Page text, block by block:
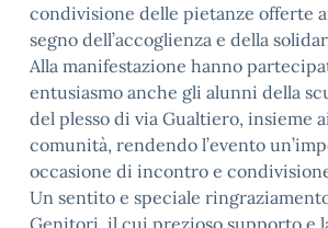
condivisione delle pietanze offerte
segno dell’accoglienza e della
Alla manifestazione hanno
entusiasmo anche gli alunni della
del plesso di via Gualtiero, insieme
comunità, rendendo l’evento
occasione di incontro e
Un sentito e speciale